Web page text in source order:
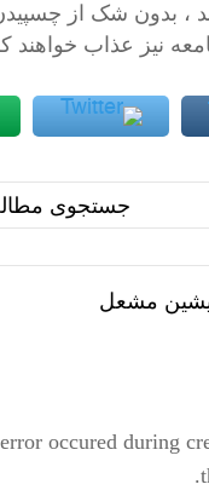
، بدون شک از چسپیدن
نیز عذاب خواهند
جستجوی
مشعل
occured during